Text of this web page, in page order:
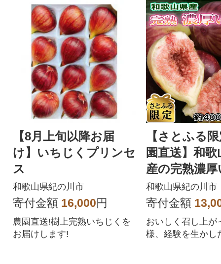
【8月上旬以降お届
け】いちじくプリンセ
ス
和歌山県紀の川市
寄付金額 16,000円
農園直送!樹上完熟いちじくを
お届けします!
【さとふる
園直送】和
産の完熟濃
400g×4パッ
和歌山県紀の川市
寄付金額
おいしく召し上が
様、経験を生かし